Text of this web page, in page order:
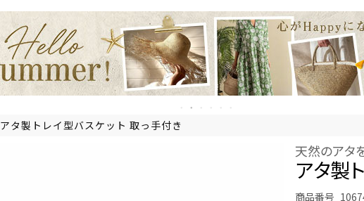
アタ製トレイ型バスケット 取っ手付き
天然のアタ
アタ製
商品番号